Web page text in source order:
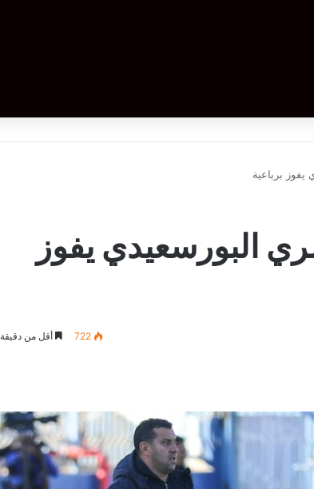
يفوز برباعية
البورسعيدي يفوز
722 أقل من دقيقة